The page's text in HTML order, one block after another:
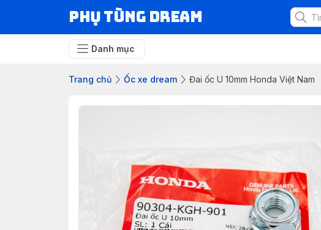
Phụ Tùng Dream
Danh mục
Trang chủ Ốc xe dream Đai ốc U 10mm Honda Việt Nam